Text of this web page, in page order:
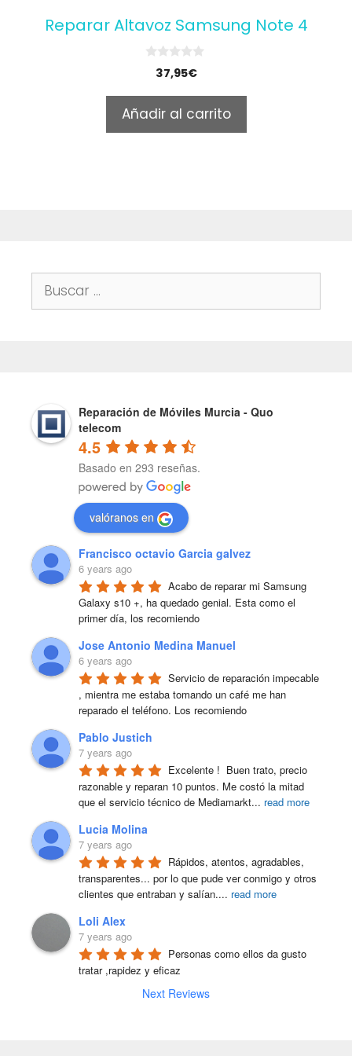
Reparar Altavoz Samsung Note 4
o
f
5
37,95€
Añadir al carrito
Buscar:
Reparación de Móviles Murcia - Quo
telecom
4.5
Basado en 293 reseñas.
valóranos en
Francisco octavio Garcia galvez
6 years ago
Acabo de reparar mi Samsung
Galaxy s10 +, ha quedado genial. Esta como el
primer día, los recomiendo
Jose Antonio Medina Manuel
6 years ago
Servicio de reparación impecable
, mientra me estaba tomando un café me han
reparado el teléfono. Los recomiendo
Pablo Justich
7 years ago
Excelente !  Buen trato, precio
razonable y reparan 10 puntos. Me costó la mitad
que el servicio técnico de Mediamarkt... read more
Lucia Molina
7 years ago
Rápidos, atentos, agradables,
transparentes... por lo que pude ver conmigo y otros
clientes que entraban y salían.... read more
Loli Alex
7 years ago
Personas como ellos da gusto
tratar ,rapidez y eficaz
Next Reviews